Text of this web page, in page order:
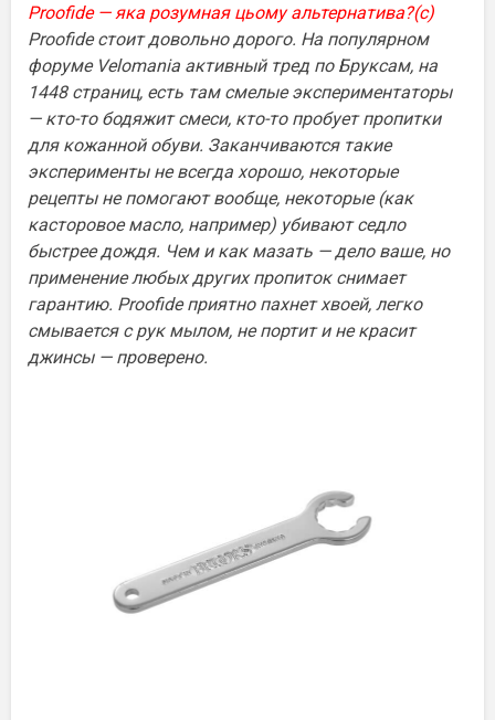
Proofide — яка розумная цьому альтернатива?(с)
Proofide стоит довольно дорого. На популярном
форуме Velomania активный тред по Бруксам, на
1448 страниц, есть там смелые экспериментаторы
— кто-то бодяжит смеси, кто-то пробует пропитки
для кожанной обуви. Заканчиваются такие
эксперименты не всегда хорошо, некоторые
рецепты не помогают вообще, некоторые (как
касторовое масло, например) убивают седло
быстрее дождя. Чем и как мазать — дело ваше, но
применение любых других пропиток снимает
гарантию. Proofide приятно пахнет хвоей, легко
смывается с рук мылом, не портит и не красит
джинсы — проверено.